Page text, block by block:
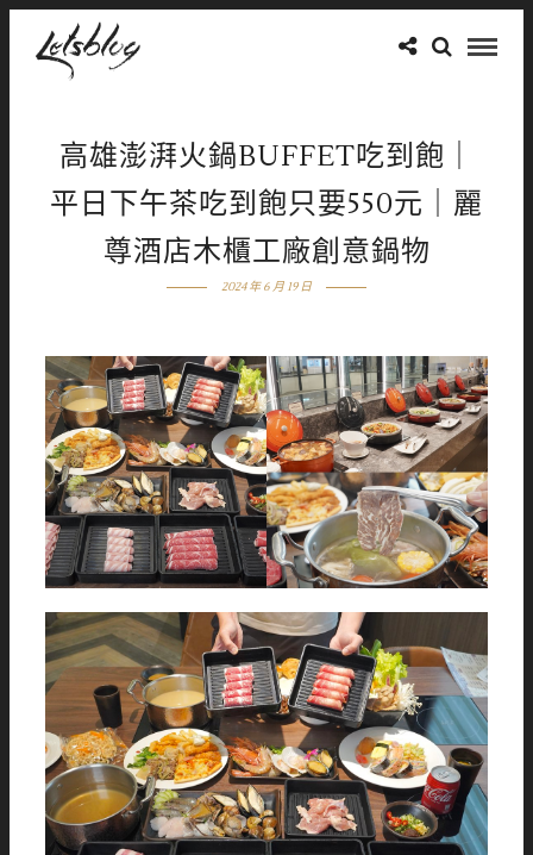
高雄澎湃火鍋BUFFET吃到飽｜
平日下午茶吃到飽只要550元｜麗
尊酒店木櫃工廠創意鍋物
2024 年 6 月 19 日